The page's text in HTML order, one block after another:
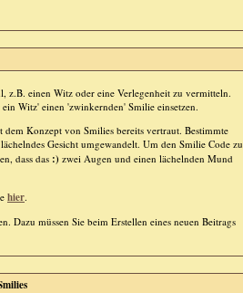
z.B. einen Witz oder eine Verlegenheit zu vermitteln.
Witz' einen 'zwinkernden' Smilie einsetzen.
Konzept von Smilies bereits vertraut. Bestimmte
Gesicht umgewandelt. Um den Smilie Code zu
dass das :) zwei Augen und einen lächelnden Mund
hier.
Dazu müssen Sie beim Erstellen eines neuen Beitrags